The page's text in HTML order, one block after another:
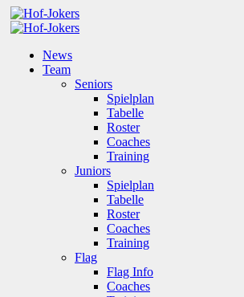
News
Team
Seniors
Spielplan
Tabelle
Roster
Coaches
Training
Juniors
Spielplan
Tabelle
Roster
Coaches
Training
Flag
Flag Info
Coaches